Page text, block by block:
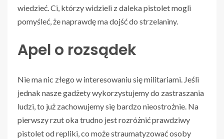
wiedzieć. Ci, którzy widzieli z daleka pistolet mogli
pomyśleć, że naprawdę ma dojść do strzelaniny.
Apel o rozsądek
Nie ma nic złego w interesowaniu się militariami. Jeśli
jednak nasze gadżety wykorzystujemy do zastraszania
ludzi, to już zachowujemy się bardzo nieostrożnie. Na
pierwszy rzut oka trudno jest rozróżnić prawdziwy
pistolet od repliki, co może straumatyzować osoby